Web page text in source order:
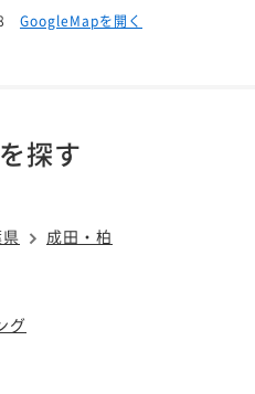
GoogleMapを開く
探す
成田・柏
グ